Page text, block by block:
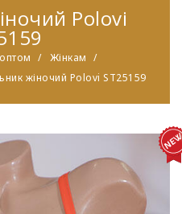
Polovi
Жінкам
жіночий Polovi ST25159